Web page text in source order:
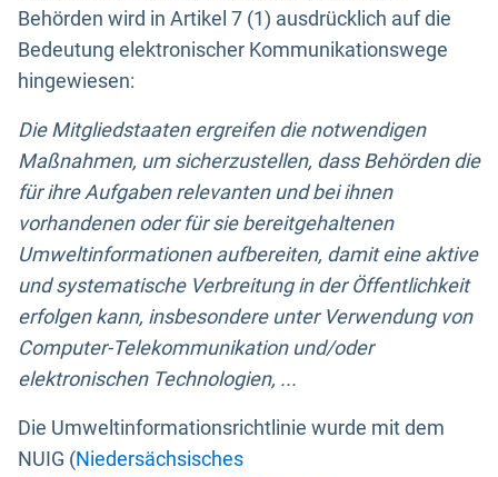
Behörden wird in Artikel 7 (1) ausdrücklich auf die
Bedeutung elektronischer Kommunikationswege
hingewiesen:
Die Mitgliedstaaten ergreifen die notwendigen
Maßnahmen, um sicherzustellen, dass Behörden die
für ihre Aufgaben relevanten und bei ihnen
vorhandenen oder für sie bereitgehaltenen
Umweltinformationen aufbereiten, damit eine aktive
und systematische Verbreitung in der Öffentlichkeit
erfolgen kann, insbesondere unter Verwendung von
Computer-Telekommunikation und/oder
elektronischen Technologien, ...
Die Umweltinformationsrichtlinie wurde mit dem
NUIG (Niedersächsisches